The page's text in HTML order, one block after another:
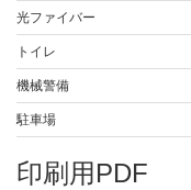
光ファイバー
トイレ
機械警備
駐車場
印刷用PDF